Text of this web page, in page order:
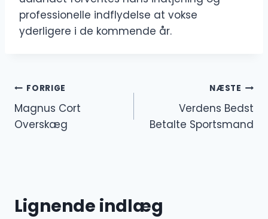
professionelle indflydelse at vokse
yderligere i de kommende år.
Indlægsnavigation
FORRIGE
Magnus Cort
Overskæg
NÆSTE
Verdens Bedst
Betalte Sportsmand
Lignende indlæg